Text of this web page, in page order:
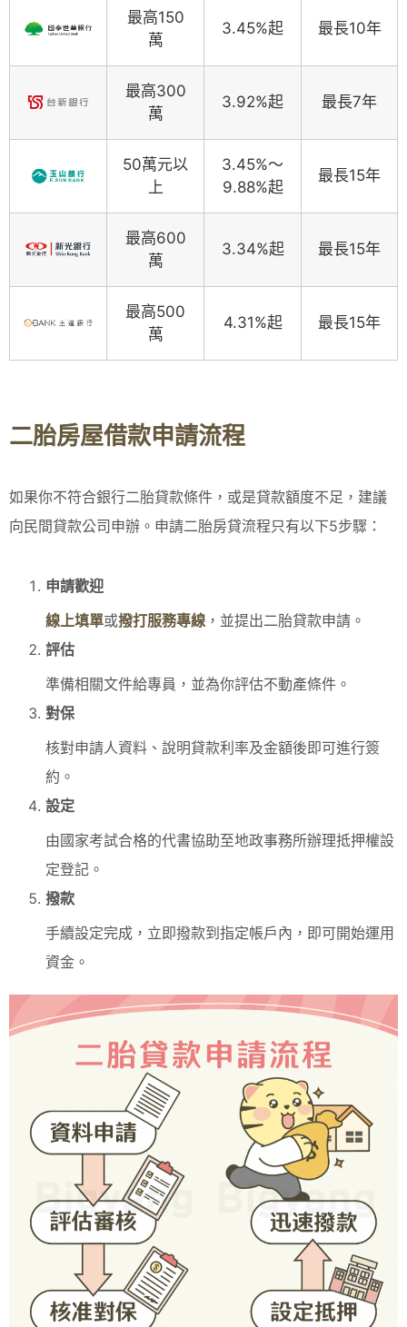
最高150
萬
3.45%起 最長10年
最高300
萬
3.92%起 最長7年
50萬元以
上
3.45%～
9.88%起
最長15年
最高600
萬
3.34%起 最長15年
最高500
萬
4.31%起 最長15年
二胎房屋借款申請流程
如果你不符合銀行二胎貸款條件，或是貸款額度不足，建議
向民間貸款公司申辦。申請二胎房貸流程只有以下5步驟：
申請歡迎
線上填單或撥打服務專線 ，並提出二胎貸款申請。
評估
準備相關文件給專員，並為你評估不動產條件。
對保
核對申請人資料、說明貸款利率及金額後即可進行簽
約。
設定
由國家考試合格的代書協助至地政事務所辦理抵押權設
定登記。
撥款
手續設定完成，立即撥款到指定帳戶內，即可開始運用
資金。